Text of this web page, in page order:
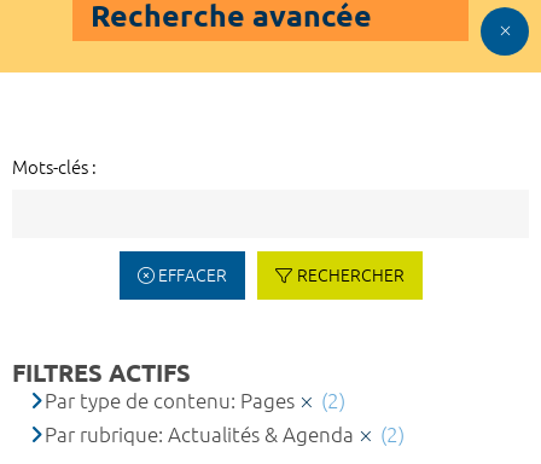
Recherche avancée
Mots-clés :
EFFACER RECHERCHER
FILTRES ACTIFS
Par type de contenu: Pages
(2)
Par rubrique: Actualités & Agenda
(2)